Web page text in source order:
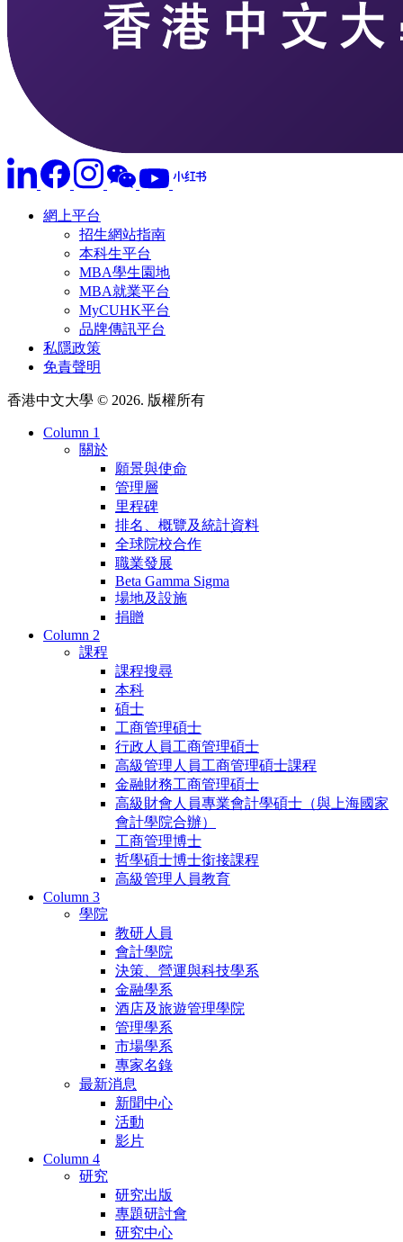
網上平台
招生網站指南
本科生平台
MBA學生園地
MBA就業平台
MyCUHK平台
品牌傳訊平台
私隱政策
免責聲明
香港中文大學 © 2026. 版權所有
Column 1
關於
願景與使命
管理層
里程碑
排名、概覽及統計資料
全球院校合作
職業發展
Beta Gamma Sigma
場地及設施
捐贈
Column 2
課程
課程搜尋
本科
碩士
工商管理碩士
行政人員工商管理碩士
高級管理人員工商管理碩士課程
金融財務工商管理碩士
高級財會人員專業會計學碩士（與上海國家
會計學院合辦）
工商管理博士
哲學碩士博士銜接課程
高級管理人員教育
Column 3
學院
教研人員
會計學院
決策、營運與科技學系
金融學系
酒店及旅遊管理學院
管理學系
市場學系
專家名錄
最新消息
新聞中心
活動
影片
Column 4
研究
研究出版
專題研討會
研究中心